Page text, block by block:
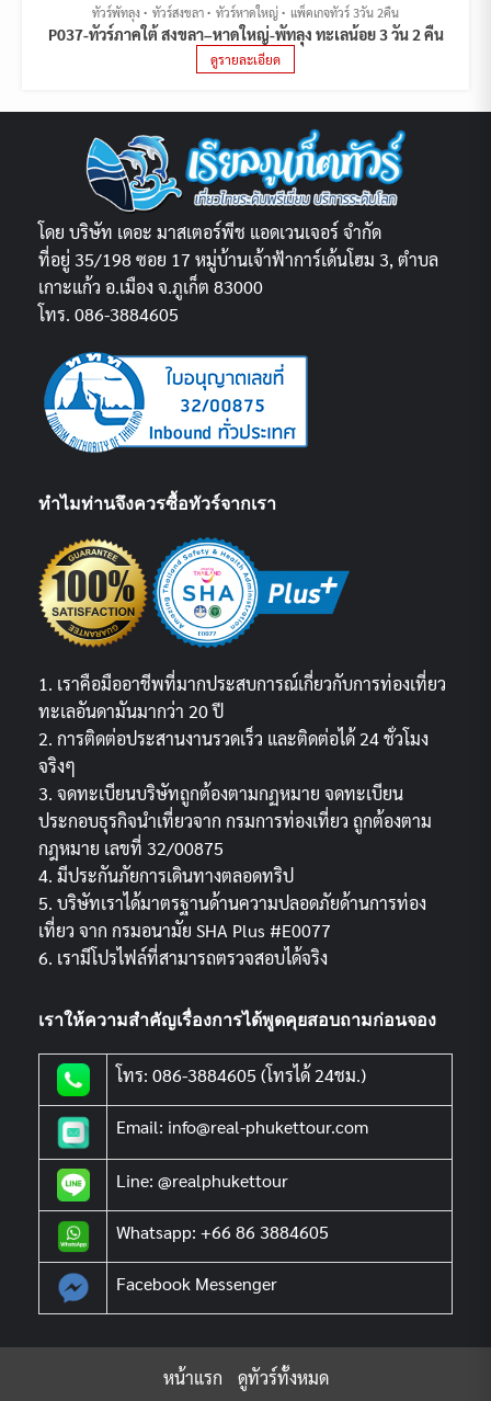
ทัวร์พัทลุง ทัวร์สงขลา ทัวร์หาดใหญ่ แพ็คเกจทัวร์ 3วัน 2คืน
P037-ทัวร์ภาคใต้ สงขลา–หาดใหญ่-พัทลุง ทะเลน้อย 3 วัน 2 คืน
ดูรายละเอียด
โดย บริษัท เดอะ มาสเตอร์พีช แอดเวนเจอร์ จำกัด
ที่อยู่ 35/198 ซอย 17 หมู่บ้านเจ้าฟ้าการ์เด้นโฮม 3, ตำบล
เกาะแก้ว อ.เมือง จ.ภูเก็ต 83000
โทร. 086-3884605
ทำไมท่านจึงควรซื้อทัวร์จากเรา
1. เราคือมืออาชีพที่มากประสบการณ์เกี่ยวกับการท่องเที่ยว
ทะเลอันดามันมากว่า 20 ปี
2. การติดต่อประสานงานรวดเร็ว และติดต่อได้ 24 ชั่วโมง
จริงๆ
3. จดทะเบียนบริษัทถูกต้องตามกฏหมาย จดทะเบียน
ประกอบธุรกิจนำเที่ยวจาก กรมการท่องเที่ยว ถูกต้องตาม
กฎหมาย เลขที่ 32/00875
4. มีประกันภัยการเดินทางตลอดทริป
5. บริษัทเราได้มาตรฐานด้านความปลอดภัยด้านการท่อง
เที่ยว จาก กรมอนามัย SHA Plus #E0077
6. เรามีโปรไฟล์ที่สามารถตรวจสอบได้จริง
เราให้ความสำคัญเรื่องการได้พูดคุยสอบถามก่อนจอง
โทร: 086-3884605 (โทรได้ 24ชม.)
Email: info@real-phukettour.com
Line: @realphukettour
Whatsapp: +66 86 3884605
Facebook Messenger
หน้าแรก ดูทัวร์ทั้งหมด